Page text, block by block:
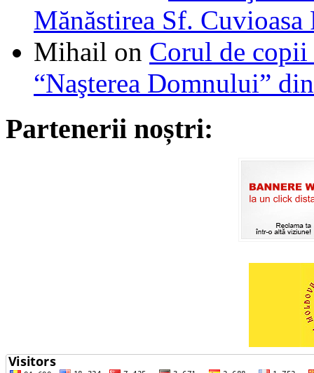
Mănăstirea Sf. Cuvioasa
Mihail on Corul de
“Naşterea Domnului”
Partenerii noștri: